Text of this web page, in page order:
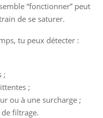
“fonctionner” peut
de se saturer.
tu peux détecter :
;
;
ou à une surcharge ;
filtrage.